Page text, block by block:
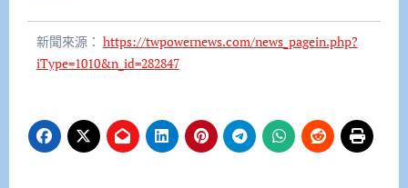
新聞來源： https://twpowernews.com/news_pagein.php?
iType=1010&n_id=282847